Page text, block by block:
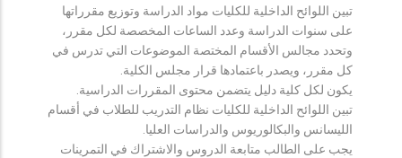
تبين اللوائح الداخلية للكليات مواد الدراسة وتوزيع مقرراتها
على سنوات الدراسة وعدد الساعات المخصصة لكل مقرر،
وتحدد مجالس الأقسام المختصة الموضوعات التي تدرس في
كل مقرر، ويصدر باعتمادها قرار مجلس الكلية.
يكون لكل كلية دليل يتضمن محتوى المقررات الدراسية.
تبين اللوائح الداخلية للكليات نظام التدريب للطلاب في أقسام
الليسانس والبكالوريوس والدراسات العليا.
يجب على الطالب متابعة الدروس والاشتراك في التمرينات